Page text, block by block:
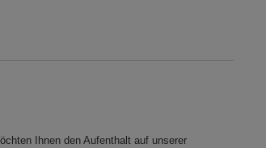
Ihnen den Aufenthalt auf unserer